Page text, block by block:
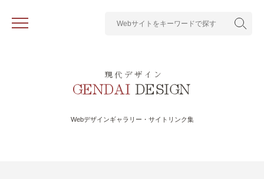
Webデザインギャラリー・サイトリンク集